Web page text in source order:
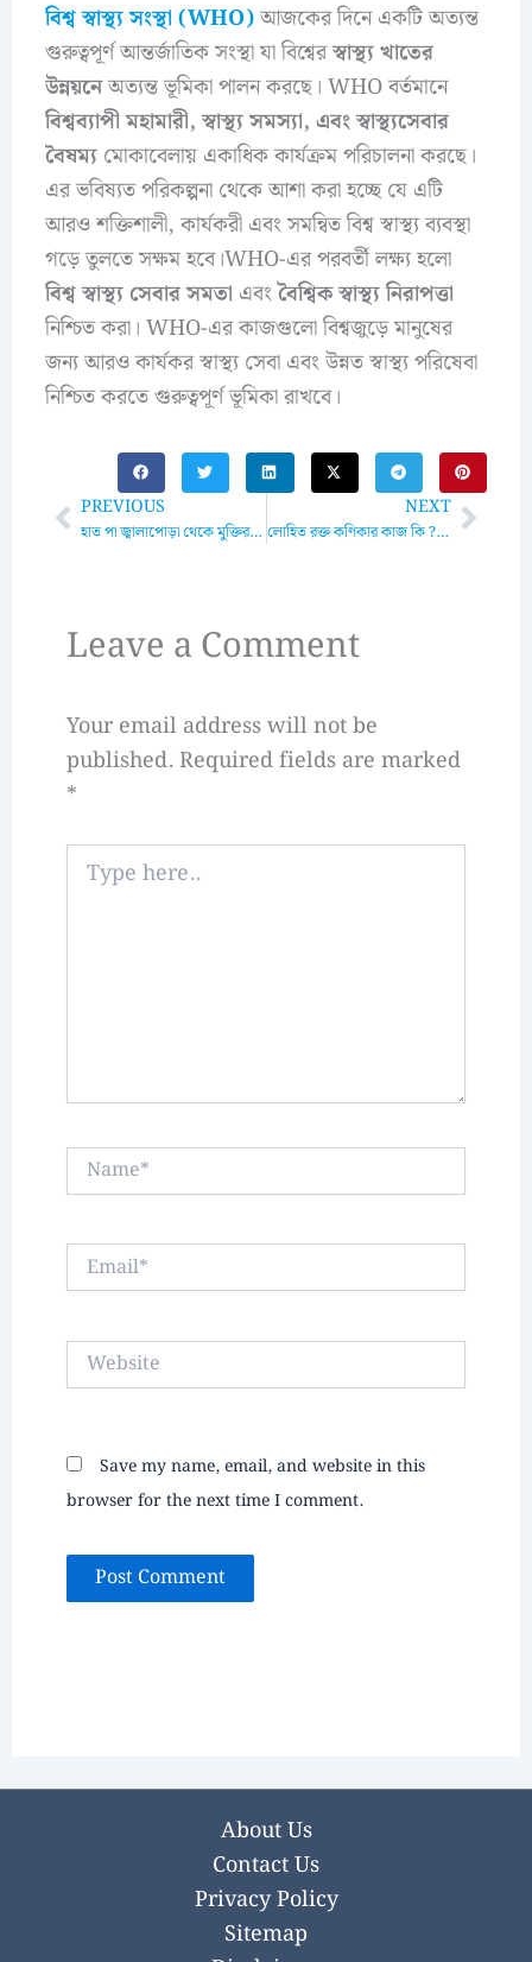
বিশ্ব স্বাস্থ্য সংস্থা (WHO)আজকের দিনে একটি অত্যন্ত
গুরুত্বপূর্ণ আন্তর্জাতিক সংস্থা যা বিশ্বেরস্বাস্থ্য খাতের
উন্নয়নেঅত্যন্ত ভূমিকা পালন করছে। WHO বর্তমানে
বিশ্বব্যাপী মহামারী, স্বাস্থ্য সমস্যা, এবং স্বাস্থ্যসেবার
বৈষম্যমোকাবেলায় একাধিক কার্যক্রম পরিচালনা করছে।
এর ভবিষ্যত পরিকল্পনা থেকে আশা করা হচ্ছে যে এটি
আরও শক্তিশালী, কার্যকরী এবং সমন্বিত বিশ্ব স্বাস্থ্য ব্যবস্থা
গড়ে তুলতে সক্ষম হবে।WHO-এর পরবর্তী লক্ষ্য হলো
বিশ্ব স্বাস্থ্য সেবার সমতা এবংবৈশ্বিক স্বাস্থ্য নিরাপত্তা
নিশ্চিত করা। WHO-এর কাজগুলো বিশ্বজুড়ে মানুষের
জন্য আরও কার্যকর স্বাস্থ্য সেবা এবং উন্নত স্বাস্থ্য পরিষেবা
নিশ্চিত করতে গুরুত্বপূর্ণ ভূমিকা রাখবে।
Prev
PREVIOUS
হাত পা জ্বালাপোড়া থেকে মুক্তির উপায়: প্রাকৃতিক ও চিকিৎসাগত সমাধান
NEXT
লোহিত রক্ত কণিকার কাজ কি ? গঠন, কার্যক্ষমতা ও প্রভাবNext
Leave a Comment
Your email address will not be
published. Required fields are marked
*
Type
here..
Name*
Email*
Website
Save my name, email, and website in this
browser for the next time I comment.
About Us
Contact Us
Privacy Policy
Sitemap